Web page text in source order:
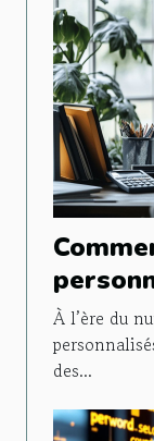
les
À l’ère du
des...